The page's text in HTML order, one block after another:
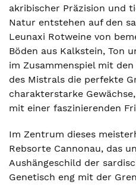
akribischer Präzision und
Natur entstehen auf den
Leunaxi Rotweine von
Böden aus Kalkstein, Ton
im Zusammenspiel mit
des Mistrals die perfekte
charakterstarke
mit einer faszinierenden
Im Zentrum dieses
Rebsorte Cannonau, das
Aushängeschild der
Genetisch eng mit der